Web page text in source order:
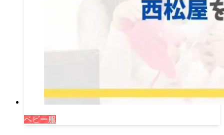
ベビー服